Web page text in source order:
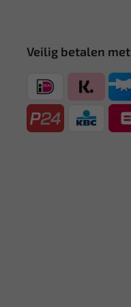
Veilig betalen met